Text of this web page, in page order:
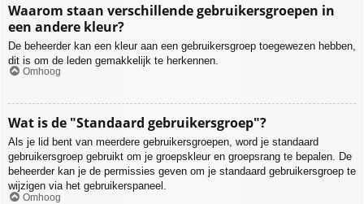
Waarom staan verschillende gebruikersgroepen in
een andere kleur?
De beheerder kan een kleur aan een gebruikersgroep toegewezen hebben,
dit is om de leden gemakkelijk te herkennen.
Omhoog
Wat is de "Standaard gebruikersgroep"?
Als je lid bent van meerdere gebruikersgroepen, word je standaard
gebruikersgroep gebruikt om je groepskleur en groepsrang te bepalen. De
beheerder kan je de permissies geven om je standaard gebruikersgroep te
wijzigen via het gebruikerspaneel.
Omhoog